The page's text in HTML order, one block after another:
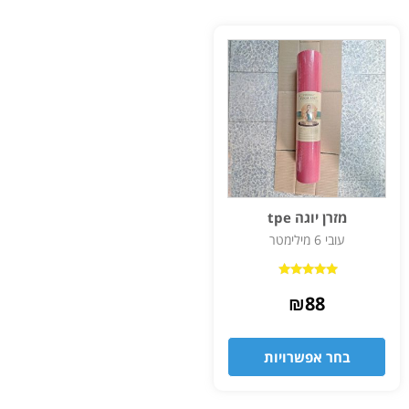
מזרן יוגה tpe
עובי 6 מילימטר
5.00
מתוך 5₪88
בחר אפשרויות